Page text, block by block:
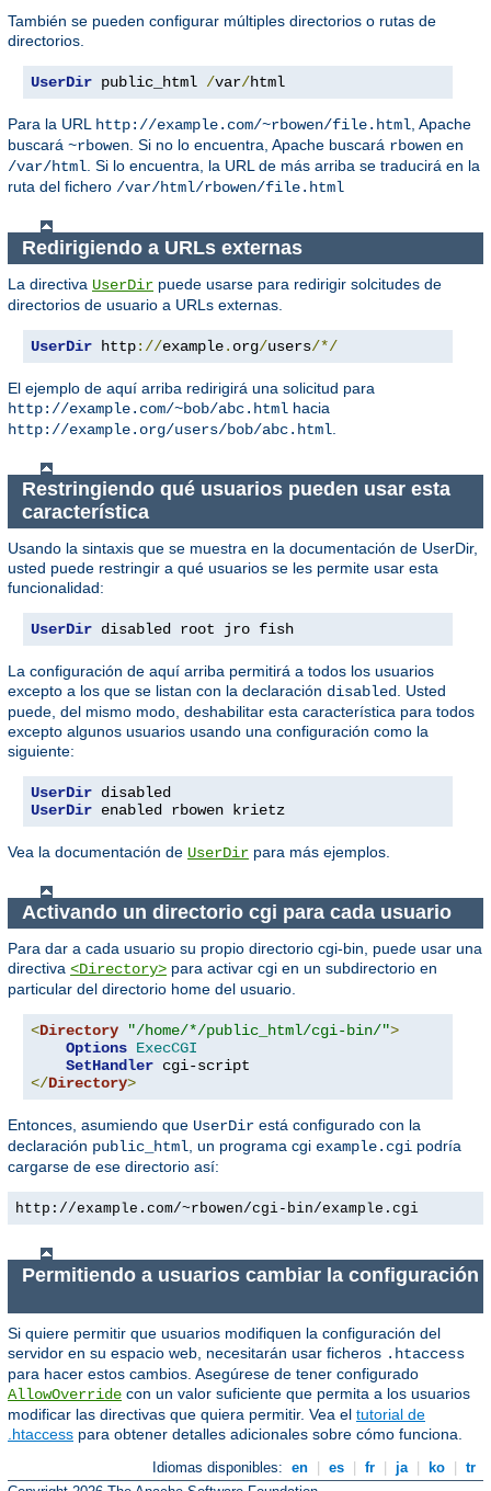
También se pueden configurar múltiples directorios o rutas de
directorios.
UserDir public_html /var/html
Para la URL http://example.com/~rbowen/file.html, Apache
buscará ~rbowen. Si no lo encuentra, Apache buscará rbowen en
/var/html. Si lo encuentra, la URL de más arriba se traducirá en la
ruta del fichero /var/html/rbowen/file.html
Redirigiendo a URLs externas
La directiva UserDir puede usarse para redirigir solcitudes de
directorios de usuario a URLs externas.
UserDir http://example. org/users/*/
El ejemplo de aquí arriba redirigirá una solicitud para
http://example.com/~bob/abc.html hacia
http://example.org/users/bob/abc.html
Restringiendo qué usuarios pueden usar esta
característica
Usando la sintaxis que se muestra en la documentación de UserDir,
usted puede restringir a qué usuarios se les permite usar esta
funcionalidad:
UserDir disabled root jro fish
La configuración de aquí arriba permitirá a todos los usuarios
excepto a los que se listan con la declaración disabled
. Usted
puede, del mismo modo, deshabilitar esta característica para todos
excepto algunos usuarios usando una configuración como la
siguiente:
UserDir
UserDir enabled rbowen krietz
Vea la documentación de UserDir para más ejemplos.
Activando un directorio cgi para cada usuario
Para dar a cada usuario su propio directorio cgi-bin, puede usar una
directiva <Directory> para activar cgi en un subdirectorio en
particular del directorio home del usuario.
<Directory "/home/*/public_html/cgi-bin/">
Options ExecCGI
SetHandler
</Directory>
Entonces, asumiendo que UserDir está configurado con la
declaración public_html , un programa cgi example.cgi podría
cargarse de ese directorio así:
http://example.com/~rbowen/cgi-bin/example.cgi
Permitiendo a usuarios cambiar la configuración
Si quiere permitir que usuarios modifiquen la configuración del
servidor en su espacio web, necesitarán usar ficheros .htaccess
para hacer estos cambios. Asegúrese de tener configurado
AllowOverride con un valor suficiente que permita a los usuarios
modificar las directivas que quiera permitir. Vea el tutorial de
.htaccess para obtener detalles adicionales sobre cómo funciona.
Idiomas disponibles: en es fr ja ko
tr